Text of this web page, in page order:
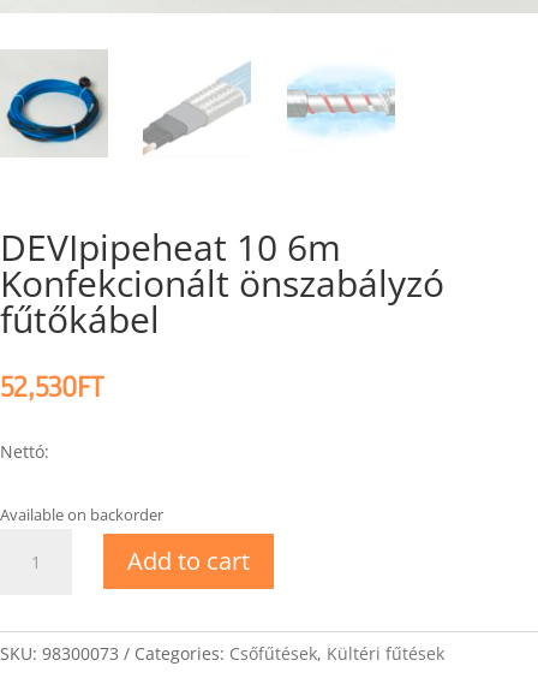
DEVIpipeheat 10 6m
Konfekcionált önszabályzó
fűtőkábel
52,530FT
Nettó:
Available on backorder
DEVIpipeheat
önszabályzó
Add to cart
SKU: 98300073 Categories: Csőfűtések, Kültéri fűtések